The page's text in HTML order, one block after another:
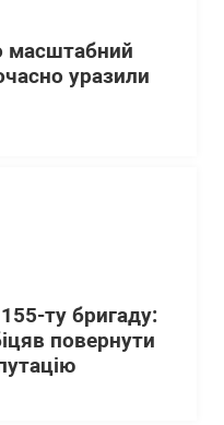
масштабний
уразили
ту бригаду:
повернути